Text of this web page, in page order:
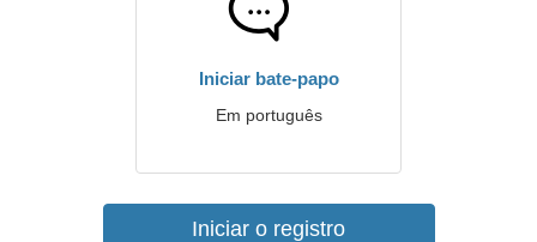
Iniciar bate-papo
Em português
Iniciar o registro